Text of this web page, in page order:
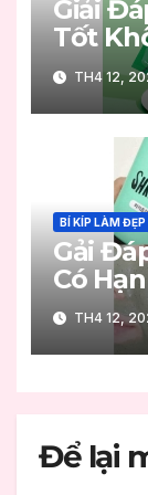
Giải
Tốt
TH4 12,
BÍ KÍP LÀM ĐẸP
Gải
Có
TH4 12,
Để lại